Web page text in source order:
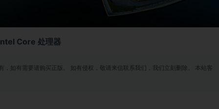
Core 处理器
如有需要请购买正版。 如有侵权，敬请来信联系我们，我们立刻删除。 本站客